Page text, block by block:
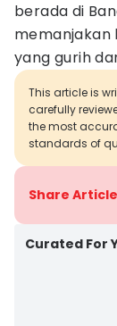
berada di
memanjakan
yang gurih
This article is
carefully
the most
standards of
Share Article
Curated For